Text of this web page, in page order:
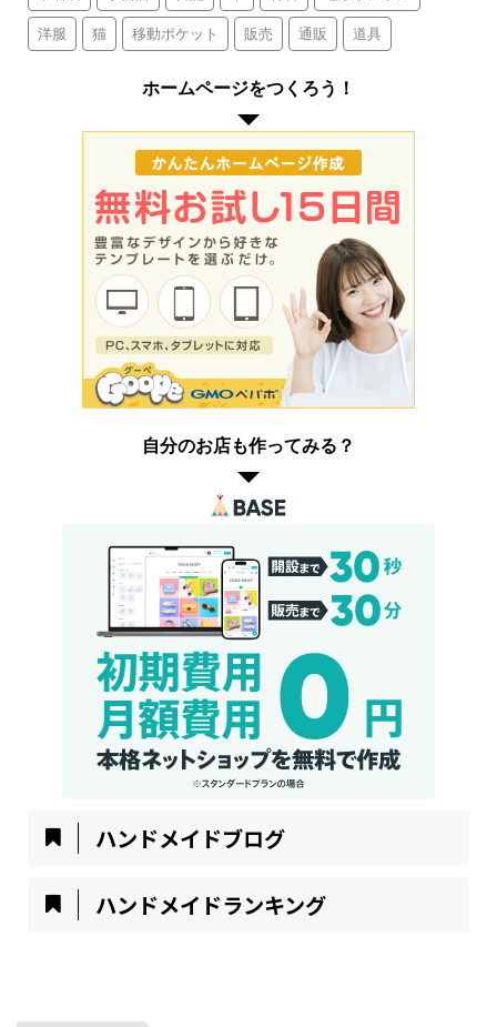
洋服 猫 移動ポケット 販売 通販 道具
ホームページをつくろう！
自分のお店も作ってみる？
ハンドメイドブログ
ハンドメイドランキング